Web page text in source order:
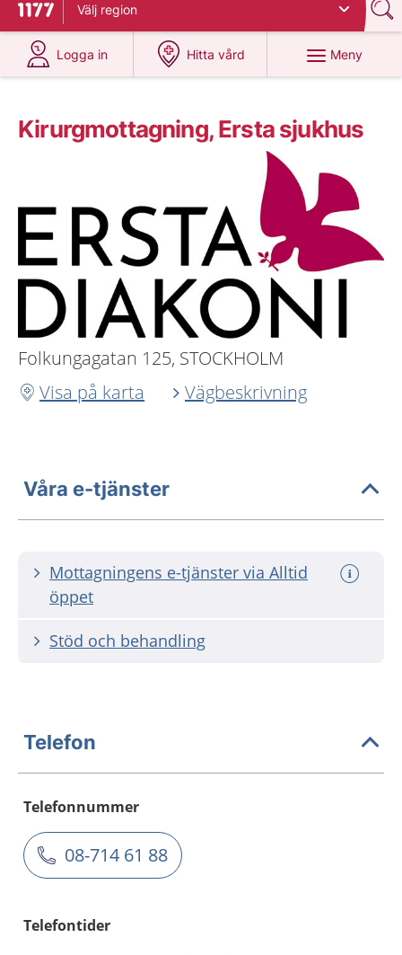
Till startsidan för 1177
Välj region
Logga in
på 1177.se
Hitta vård
på 1177.se
Meny
Kirurgmottagning, Ersta sjukhus
Folkungagatan 125, STOCKHOLM
Visa på karta
Vägbeskrivning
Våra e-tjänster
Mottagningens e-tjänster via Alltid
öppet
Stöd och behandling
Telefon
Telefonnummer
08-714 61 88
Telefontider